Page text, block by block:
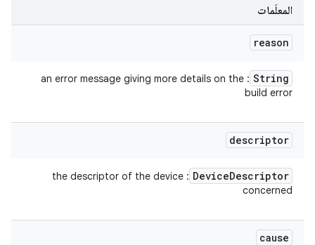
المعلَمات
reason
String
: an error message giving more details on the
build error
descriptor
DeviceDescriptor
: the descriptor of the device
concerned
cause